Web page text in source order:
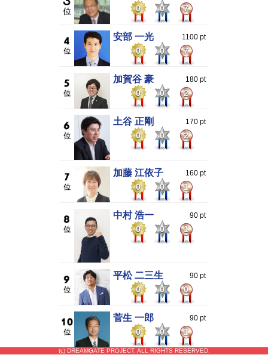
0 0 7
安部 一光 1100 pt
0 0 7
加賀谷 豪 180 pt
0 0 2
土谷 正剛 170 pt
0 0 2
加藤 江依子 160 pt
0 0 1
中村 浩一 90 pt
0 0 1
平松 二三生 90 pt
0 0 0
菅生 一郎 90 pt
0 0 1
(c) DREAMGATE PROJECT. ALL RIGHTS RESERVED.